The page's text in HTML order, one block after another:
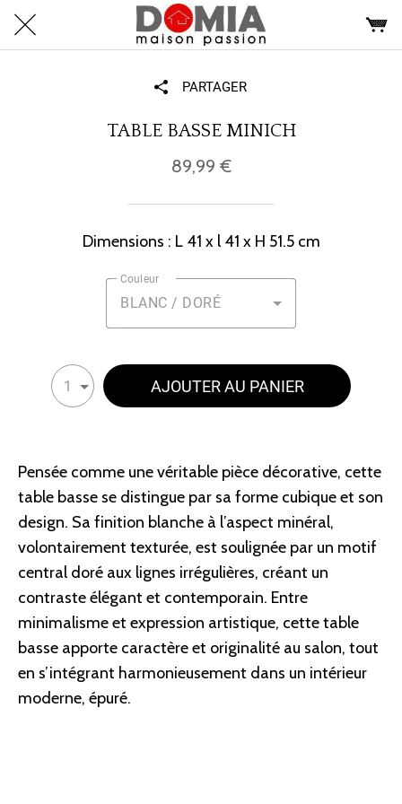
PARTAGER
TABLE BASSE MINICH
89,99 €
Dimensions : L 41 x l 41 x H 51.5 cm
Couleur
BLANC / DORÉ
1 AJOUTER AU PANIER
Pensée comme une véritable pièce décorative, cette
table basse se distingue par sa forme cubique et son
design. Sa finition blanche à l’aspect minéral,
volontairement texturée, est soulignée par un motif
central doré aux lignes irrégulières, créant un
contraste élégant et contemporain. Entre
minimalisme et expression artistique, cette table
basse apporte caractère et originalité au salon, tout
en s’intégrant harmonieusement dans un intérieur
moderne, épuré.